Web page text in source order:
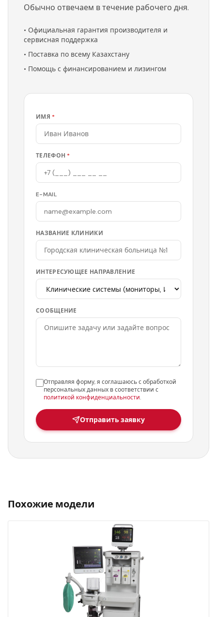
Обычно отвечаем в течение рабочего дня.
• Официальная гарантия производителя и
сервисная поддержка
• Поставка по всему Казахстану
• Помощь с финансированием и лизингом
ИМЯ *
ТЕЛЕФОН *
E-MAIL
НАЗВАНИЕ КЛИНИКИ
ИНТЕРЕСУЮЩЕЕ НАПРАВЛЕНИЕ
СООБЩЕНИЕ
Отправляя форму, я соглашаюсь с обработкой
персональных данных в соответствии с
политикой конфиденциальности.
Отправить заявку
Похожие модели